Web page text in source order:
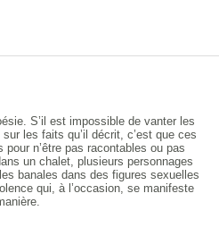
S’il est impossible de vanter les
les faits qu’il décrit, c’est que ces
n’être pas racontables ou pas
un chalet, plusieurs personnages
banales dans des figures sexuelles
qui, à l’occasion, se manifeste